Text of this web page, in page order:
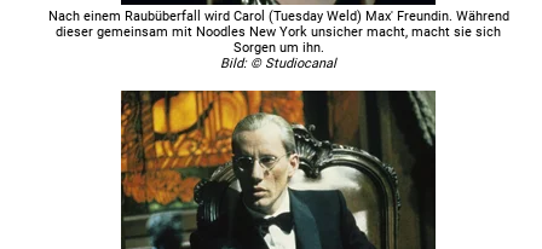
Nach einem Raubüberfall wird Carol (Tuesday Weld) Max' Freundin. Während
dieser gemeinsam mit Noodles New York unsicher macht, macht sie sich
Sorgen um ihn.
Bild: © Studiocanal